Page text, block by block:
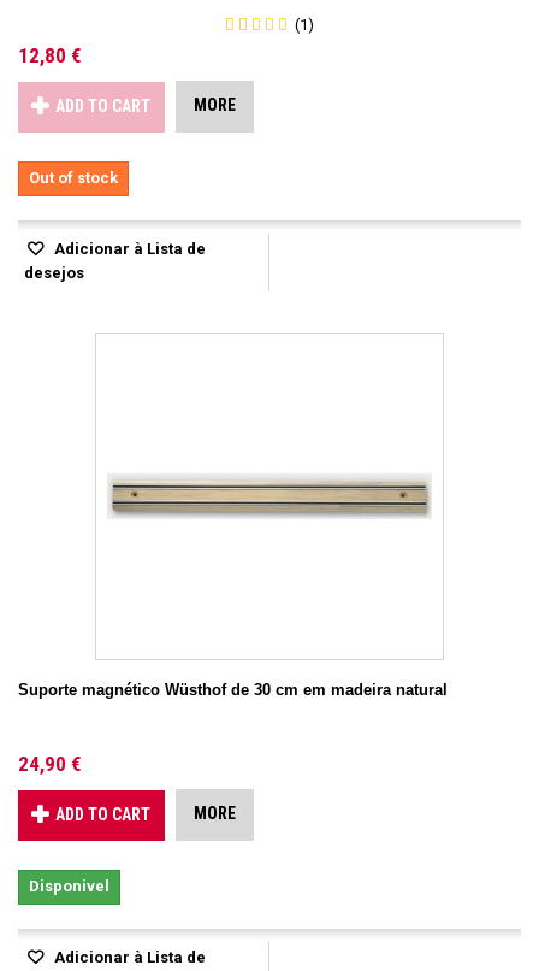
(1)
12,80 €
ADD TO CART MORE
Out of stock
Adicionar à Lista de
desejos
Suporte magnético Wüsthof de 30 cm em madeira natural
24,90 €
ADD TO CART MORE
Disponivel
Adicionar à Lista de